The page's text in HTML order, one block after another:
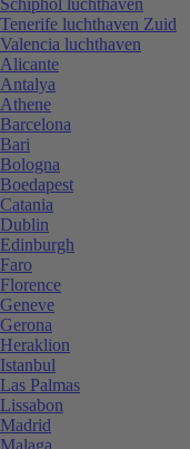
Tenerife luchthaven Zuid
Valencia luchthaven
Alicante
Antalya
Athene
Barcelona
Bari
Bologna
Boedapest
Catania
Dublin
Edinburgh
Faro
Florence
Geneve
Gerona
Heraklion
Istanbul
Las Palmas
Lissabon
Madrid
Malaga